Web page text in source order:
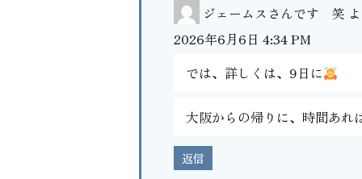
ジェームスさんです 笑
2026年6月6日 4:34 PM
では、詳しくは、9日に
大阪からの帰りに、時間あれ
返信